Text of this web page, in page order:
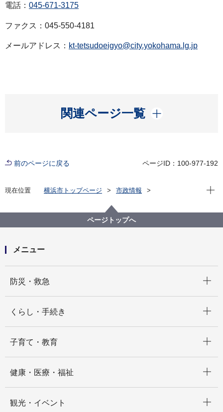
電話： 045-671-3175
ファクス：045-550-4181
メールアドレス： kt-tetsudoeigyo@city.yokohama.lg.jp
関連ページ一覧
開く
前のページに戻る ページID：100-977-192
現在位置 横浜市トップページ
市政情報
【記者発表】横浜市営地下鉄グリーンラインが４両か
ら６両へ
現在
ページトップへ
メニュー
防災・救急
くらし・手続き
子育て・教育
健康・医療・福祉
観光・イベント